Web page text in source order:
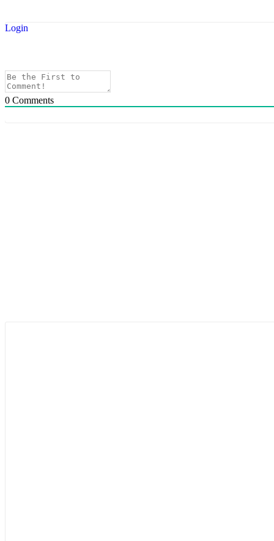
Login
0 Comments